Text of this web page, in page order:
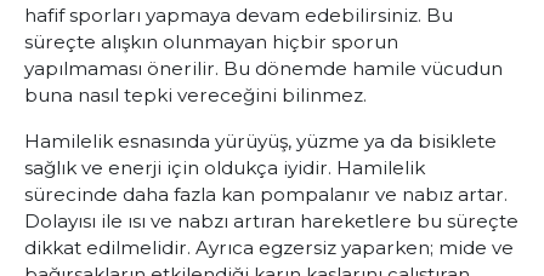
hafif sporları yapmaya devam edebilirsiniz. Bu
süreçte alışkın olunmayan hiçbir sporun
yapılmaması önerilir. Bu dönemde hamile vücudun
buna nasıl tepki vereceğini bilinmez.
Hamilelik esnasında yürüyüş, yüzme ya da bisiklete
sağlık ve enerji için oldukça iyidir. Hamilelik
sürecinde daha fazla kan pompalanır ve nabız artar.
Dolayısı ile ısı ve nabzı artıran hareketlere bu süreçte
dikkat edilmelidir. Ayrıca egzersiz yaparken; mide ve